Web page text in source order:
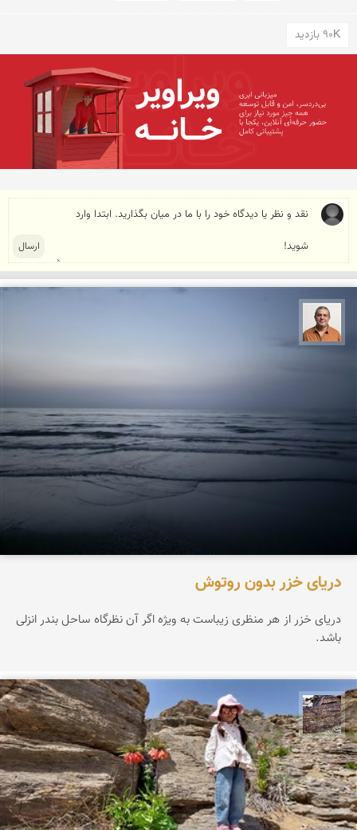
90K بازدید
دریای خزر بدون روتوش
دریای خزر از هر منظری زیباست به ویژه اگر آن نظرگاه ساحل بندر انزلی
باشد.
محمد ناصری فرد